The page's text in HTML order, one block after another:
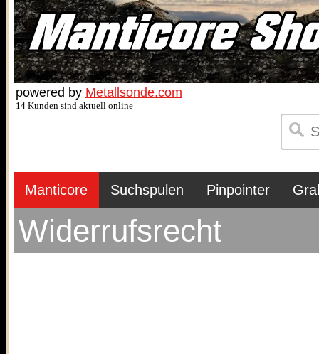
powered by Metallsonde.com
14 Kunden sind aktuell online
Manticore Suchspulen Pinpointer
Widerrufsrecht